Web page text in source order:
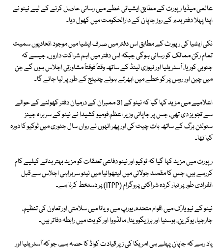
عالمی میڈیا رپورٹ کے مطابق ایشیائی خطے میں رسائی حاصل کرنے کے لیے نیٹو نے
اپنا پہلا دفتر بدھ کے روز جاپان کے دارالحکومت میں کھول دیا۔
نکی ایشیا کی رپورٹ کے مطابق اس دفتر میں صرف ایشیا میں موجود اتحادیوں سمیت
تمام رکن ممالک کو رسائی ہوگی جبکہ اس دفتر میں اہم شراکت داروں، جیسے کہ
جنوبی کوریا، آسٹریلیا اور نیوزی لینڈ کے ساتھ وقتاً فوقتاً مشاورتی اجلاس ہوں گے جن
میں چین اور روس پر کو خطے میں ابھرتے ہوئے چلینج کے طور پر لیا جائے گا۔
اعلامیے میں مزید کہا گیا کہ نیٹو کے 31 ممبران کے درمیان دفتر کھولنے کے حوالے
سے تجویز دی تھی، جس پر جاپانی وزیر اعظم فومیو کشیدا نے نیٹو کے سربراہ جینز
سٹولٹن برگ کے ساتھ بات چیت کی اور پھر انہوں نے رواں سال جنوری میں ٹوکیو کا دورہ
کیا تھا۔
رپورٹ میں مزید کہا گیا کہ ٹوکیو اور نیٹو دفاعی تعلقات کو مزید بہتر بنانے کیلیے کام
کررہے ہیں، جس کا مقصد جولائی میں لیتھوانیا میں نیٹو سربراہی اجلاس سے قبل
انفرادی طور پر تیار کردہ شراکتی پروگرام (ITPP) پر دستخط کرنا ہے۔
نیٹو کے نیویارک میں اقوام متحدہ، یورپ میں ویانا میں سلامتی اور تعاون کی تنظیم،
جارجیا، یوکرین، بوسنیا اور ہرزیگووینا، مالڈووا اور کویت میں رابطہ دفاتر ہیں۔
یاد رہے کہ جاپان پہلے ہی امریکا کی زیر قیادت کواڈ کا حصہ ہے، جو کہ آسٹریلیا اور